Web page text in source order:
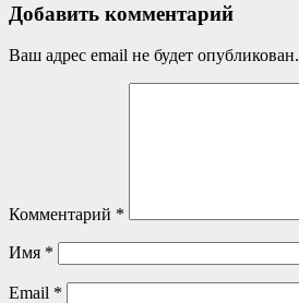
Добавить комментарий
Ваш адрес email не будет опубликован.
Комментарий *
Имя *
Email *